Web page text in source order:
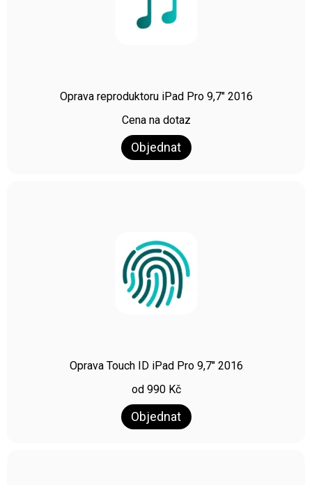
Oprava reproduktoru iPad Pro 9,7″ 2016
Cena na dotaz
Objednat
Oprava Touch ID iPad Pro 9,7″ 2016
od 990 Kč
Objednat